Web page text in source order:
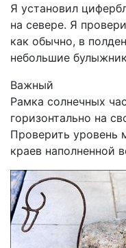
Я установил
на севере. Я
как обычно, в
небольшие
Важный
Рамка солнечных
горизонтально на
Проверить
краев наполненной